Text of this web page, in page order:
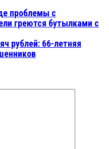
проблемы с
греются бутылками с
рублей: 66-летняя